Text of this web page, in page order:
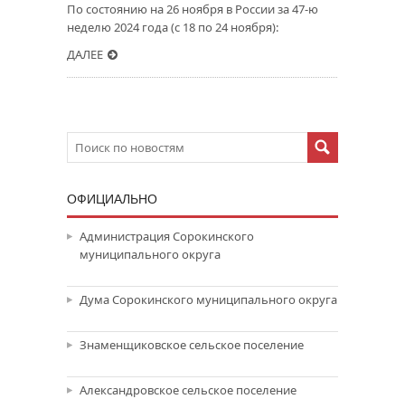
По состоянию на 26 ноября в России за 47-ю
неделю 2024 года (с 18 по 24 ноября):
ДАЛЕЕ
ОФИЦИАЛЬНО
Администрация Сорокинского
муниципального округа
Дума Сорокинского муниципального округа
Знаменщиковское сельское поселение
Александровское сельское поселение